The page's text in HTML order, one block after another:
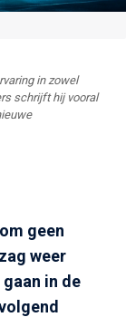
in zowel
schrijft hij vooral
geen
weer
in de